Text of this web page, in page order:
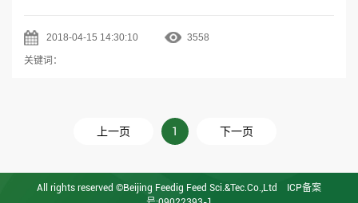
2018-04-15 14:30:10 3558
关键词：
上一页 1 下一页
All rights reserved ©Beijing Feedig Feed Sci.&Tec.Co.,Ltd
ICP备案